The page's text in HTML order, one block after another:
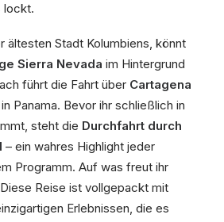
lockt.
ältesten Stadt Kolumbiens, könnt
Sierra Nevada im Hintergrund
führt die Fahrt über Cartagena
in Panama. Bevor ihr schließlich in
steht die Durchfahrt durch
– ein wahres Highlight jeder
Programm. Auf was freut ihr
Reise ist vollgepackt mit
Erlebnissen, die es